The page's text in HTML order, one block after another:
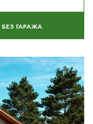
БЕЗ ГАРАЖА